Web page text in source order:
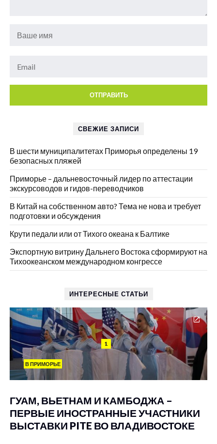
СВЕЖИЕ ЗАПИСИ
В шести муниципалитетах Приморья определены 19
безопасных пляжей
Приморье – дальневосточный лидер по аттестации
экскурсоводов и гидов-переводчиков
В Китай на собственном авто? Тема не нова и требует
подготовки и обсуждения
Крути педали или от Тихого океана к Балтике
Экспортную витрину Дальнего Востока сформируют на
Тихоокеанском международном конгрессе
ИНТЕРЕСНЫЕ СТАТЬИ
1
В ПРИМОРЬЕ
ГУАМ, ВЬЕТНАМ И КАМБОДЖА –
ПЕРВЫЕ ИНОСТРАННЫЕ УЧАСТНИКИ
ВЫСТАВКИ PITE ВО ВЛАДИВОСТОКЕ